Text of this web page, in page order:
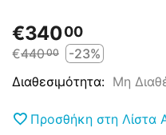
€34000
€44000
-23%
Διαθεσιμότητα: Μη
Προσθήκη στη Λίστα